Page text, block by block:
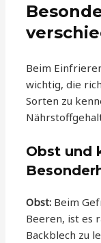
Beim
wichtig, die
Sorten zu
Obst und
Obst: Beim
Beeren, ist es
Backblech zu